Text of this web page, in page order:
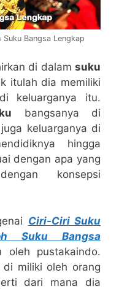
Bangsa Lengkap
di dalam suku
itulah dia memiliki
keluarganya itu.
bangsanya di
keluarganya di
hingga
dengan apa yang
konsepsi
Ciri-Ciri Suku
Suku Bangsa
oleh pustakaindo.
miliki oleh orang
dari mana dia